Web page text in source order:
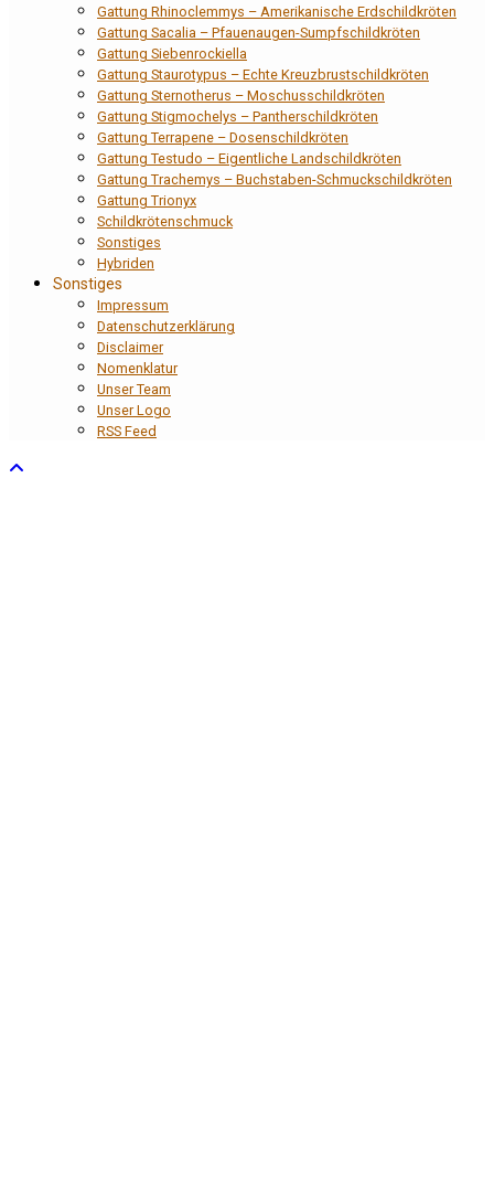
Gattung Rhinoclemmys – Amerikanische Erdschildkröten
Gattung Sacalia – Pfauenaugen-Sumpfschildkröten
Gattung Siebenrockiella
Gattung Staurotypus – Echte Kreuzbrustschildkröten
Gattung Sternotherus – Moschusschildkröten
Gattung Stigmochelys – Pantherschildkröten
Gattung Terrapene – Dosenschildkröten
Gattung Testudo – Eigentliche Landschildkröten
Gattung Trachemys – Buchstaben-Schmuckschildkröten
Gattung Trionyx
Schildkrötenschmuck
Sonstiges
Hybriden
Sonstiges
Impressum
Datenschutzerklärung
Disclaimer
Nomenklatur
Unser Team
Unser Logo
RSS Feed